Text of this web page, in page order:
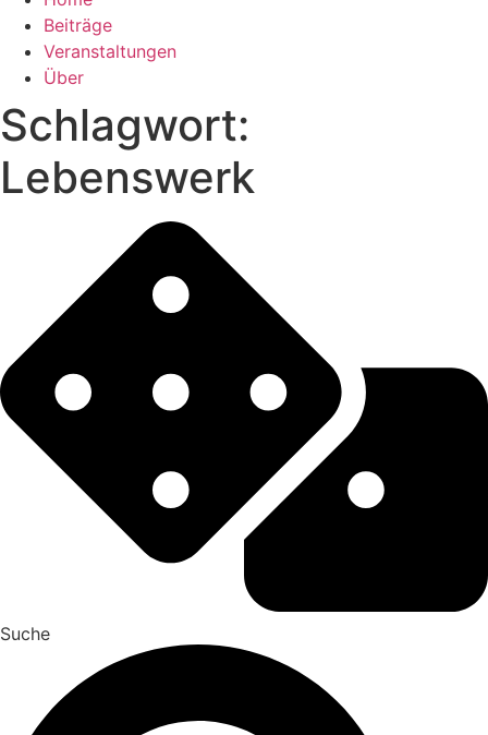
Beiträge
Veranstaltungen
Über
Schlagwort:
Lebenswerk
Suche